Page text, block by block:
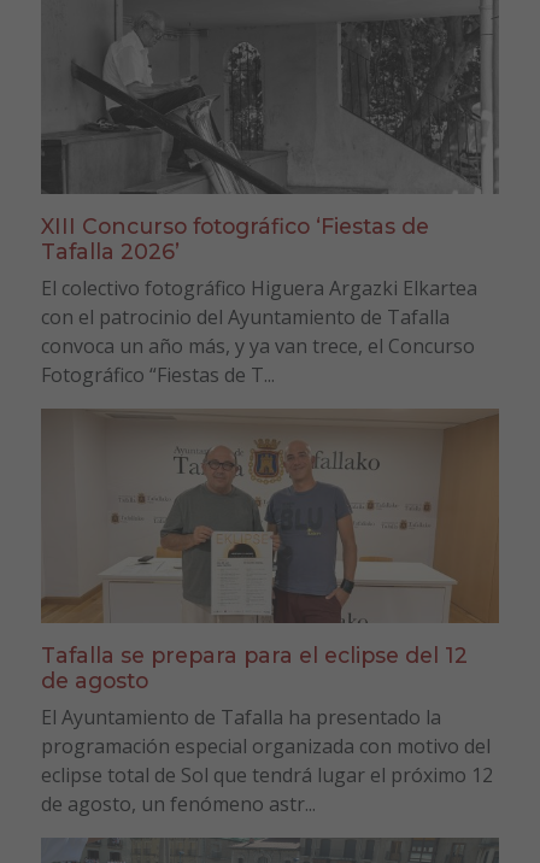
XIII Concurso fotográfico ‘Fiestas de
Tafalla 2026’
El colectivo fotográfico Higuera Argazki Elkartea
con el patrocinio del Ayuntamiento de Tafalla
convoca un año más, y ya van trece, el Concurso
Fotográfico “Fiestas de T...
Tafalla se prepara para el eclipse del 12
de agosto
El Ayuntamiento de Tafalla ha presentado la
programación especial organizada con motivo del
eclipse total de Sol que tendrá lugar el próximo 12
de agosto, un fenómeno astr...